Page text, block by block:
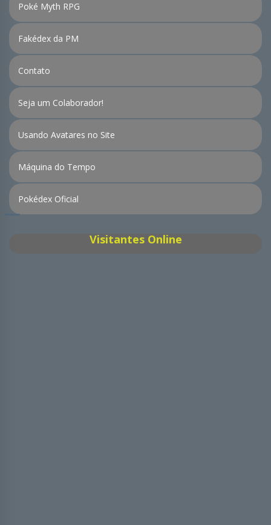
Poké Myth RPG
Fakédex da PM
Contato
Seja um Colaborador!
Usando Avatares no Site
Máquina do Tempo
Pokédex Oficial
Visitantes Online